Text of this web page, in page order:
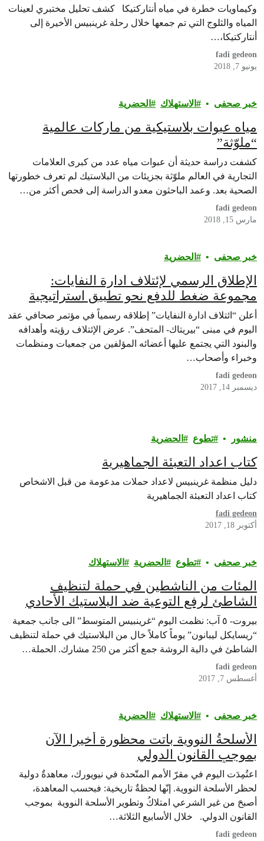
وكيماويات خطرة في مياه أنتاركتيكا كشف تحليل مختبري لعينات
المياه والثلوج التي تم جمعها خلال رحلة غرينبيس الأخيرة إلى
أنتاركتيكا،…
fadi gedeon
يونيو 7, 2018
خبر صحفى الاستهلاك الحضرية
مياه عبوات بلاستيكية من ماركات عالمية
“ملوّثة”
كشفت دراسة حديثة أن عبوات مياه عدد من كبرى العلامات
التجارية في العالم ملوّثة بجزيئات من البلاستيك لم تعرف خطورتها
الصحية بعد. وعمد الباحثون معدو الدراسة إلى فحص أكثر من…
fadi gedeon
مارس 15, 2018
خبر صحفى الحضرية
الإطلاق الرسمي لإئتلاف ادارة النفايات:
مجموعة ضغط للدفع نحو تطبيق استراتيجية
مستدامة لإدارة النفايات!
أعلن “ائتلاف ادارة النفايات” إطلاقه رسمياً في مؤتمر صحافي عقد
اليوم في مبنى “بيريتاك- المتحف”. عرض الإئتلاف رؤيته وأهدافه
والبنود التي يجتمع عليها أعضائه المؤلفين من جمعيات ومنظمات
وخبراء وأصحاب…
fadi gedeon
ديسمبر 14, 2017
منشور تطوع الحضرية
كتاب اعداد التعبئة الجماهيرية
دليل منظمة غرينبيس لاعداد حملات مدعومة من قبل الاشخاص
كتاب اعداد التعبئة الجماهيرية
fadi gedeon
أكتوبر 18, 2017
خبر صحفى تطوع الحضرية الاستهلاك
المئات من الناشطين في حملة لتنظيف
الشاطئ لرفع التوعية ضد البلاستيك الأحادي
الاستعمالبيروت- ٥ آب: نظمت اليوم “غرينبيس المتوسط” الى جانب جمعية
“ريسايكل ليبانون” يوماً كاملاً خال من البلاستيك في حملة لتنظيف
الشاطئ في دالية الروشة جمع أكثر من 250 مشارك. الحملة…
fadi gedeon
أغسطس 7, 2017
خبر صحفى الاستهلاك الحضرية
الأسلحةُ النووية باتت محظورة أخيرا الآن
بموجبِ القانونِ الدولي
اعتُمِدَت اليوم في مقرّ الأمم المتّحدة في نيويورك، معاهدةٌ دولية
لحظر الأسلحة النووية. إنّها لحظةٌ تاريخية: فبحسب المعاهدة،
أصبحَ من غير الشرعي امتلاكُ وتطوير الأسلحة النووية بموجب
القانون الدولي. خلال الأسابيع الثلاثة…
fadi gedeon